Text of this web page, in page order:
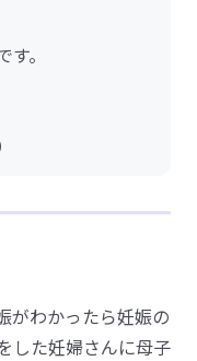
。
がわかったら妊娠の
した妊婦さんに母子